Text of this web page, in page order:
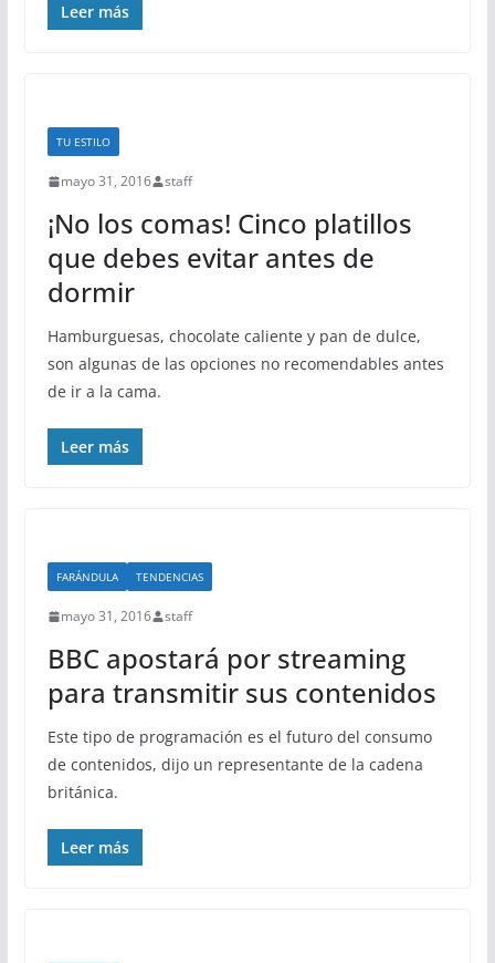
Leer más
TU ESTILO
mayo 31, 2016 staff
¡No los comas! Cinco platillos
que debes evitar antes de
dormir
Hamburguesas, chocolate caliente y pan de dulce,
son algunas de las opciones no recomendables antes
de ir a la cama.
Leer más
FARÁNDULA TENDENCIAS
mayo 31, 2016 staff
BBC apostará por streaming
para transmitir sus contenidos
Este tipo de programación es el futuro del consumo
de contenidos, dijo un representante de la cadena
británica.
Leer más